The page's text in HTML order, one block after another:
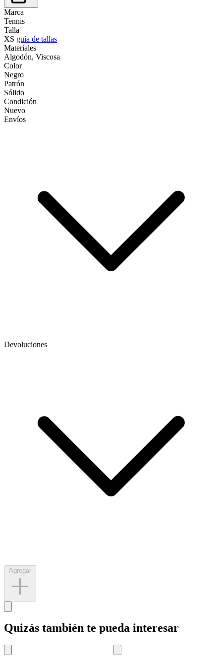
Marca
Tennis
Talla
XS guía de tallas
Materiales
Algodón, Viscosa
Color
Negro
Patrón
Sólido
Condición
Nuevo
Envíos
Devoluciones
Quizás también te pueda interesar